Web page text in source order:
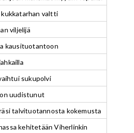
valtti
viljelijä
kausituotantoon
sukupolvi
uudistunut
talvituotannosta kokemusta
kehitetään Viherlinkin